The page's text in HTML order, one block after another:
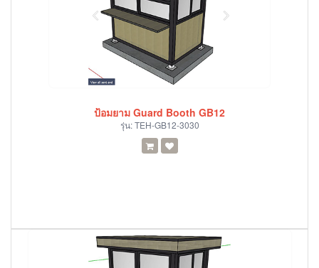
ป้อมยาม Guard Booth GB12
รุ่น:TEH-GB12-3030